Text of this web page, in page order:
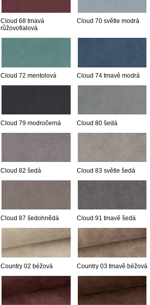
Cloud 68 tmavá
růžovofialová
Cloud 70 světle modrá
Cloud 72 mentolová Cloud 74 tmavě modrá
Cloud 79 modročerná Cloud 80 šedá
Cloud 82 šedá Cloud 83 světle šedá
Cloud 87 šedohnědá Cloud 91 tmavě šedá
Country 02 béžová Country 03 tmavě béžová